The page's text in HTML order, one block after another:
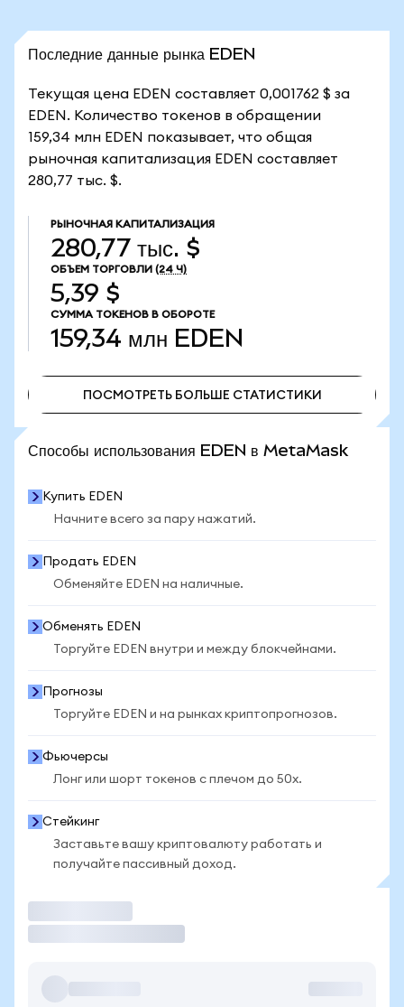
Последние данные рынка EDEN
Текущая цена EDEN составляет 0,001762 $ за
EDEN. Количество токенов в обращении
159,34 млн EDEN показывает, что общая
рыночная капитализация EDEN составляет
280,77 тыс. $.
РЫНОЧНАЯ КАПИТАЛИЗАЦИЯ
280,77 тыс. $
ОБЪЕМ ТОРГОВЛИ (24 Ч)
5,39 $
СУММА ТОКЕНОВ В ОБОРОТЕ
159,34 млн EDEN
ПОСМОТРЕТЬ БОЛЬШЕ СТАТИСТИКИ
Способы использования EDEN в MetaMask
Купить EDEN
Начните всего за пару нажатий.
Продать EDEN
Обменяйте EDEN на наличные.
Обменять EDEN
Торгуйте EDEN внутри и между блокчейнами.
Прогнозы
Торгуйте EDEN и на рынках криптопрогнозов.
Фьючерсы
Лонг или шорт токенов с плечом до 50x.
Стейкинг
Заставьте вашу криптовалюту работать и
получайте пассивный доход.